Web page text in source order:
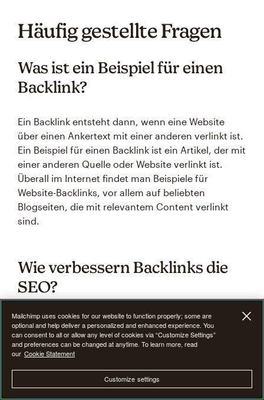
Häufig gestellte Fragen
Was ist ein Beispiel für einen
Backlink?
Ein Backlink entsteht dann, wenn eine Website
über einen Ankertext mit einer anderen verlinkt ist.
Ein Beispiel für einen Backlink ist ein Artikel, der mit
einer anderen Quelle oder Website verlinkt ist.
Überall im Internet findet man Beispiele für
Website-Backlinks, vor allem auf beliebten
Blogseiten, die mit relevantem Content verlinkt
sind.
Wie verbessern Backlinks die
SEO?
Backlinks sorgen für eine bessere Website-SEO
, da
sie die Autorität deiner Website optimieren und dir
für bestimmte Keywords auf den
Ranking verschaffen. Natürlich sollte man
versuchen, so viele Backlinks wie möglich zu
Mailchimp uses cookies for our website to function properly; some are
optional and help deliver a personalized and enhanced experience. You
can consent to all or allow any level of cookies via “Customize Settings”
and preferences can be changed at anytime. To learn more, read
our Cookie Statement
Customize settings